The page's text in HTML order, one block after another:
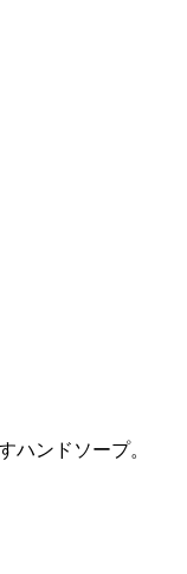
ハンドソープ。